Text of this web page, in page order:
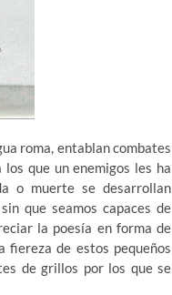
roma, entablan combates
que un enemigos les ha
o muerte se desarrollan
que seamos capaces de
la poesía en forma de
fiereza de estos pequeños
de grillos por los que se